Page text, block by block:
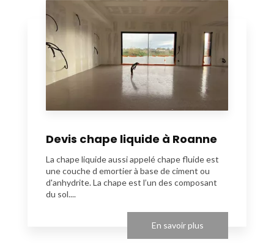
Devis chape liquide à Roanne
La chape liquide aussi appelé chape fluide est
une couche d emortier à base de ciment ou
d'anhydrite. La chape est l’un des composant
du sol....
En savoir plus